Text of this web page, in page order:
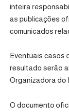
inteira
as publicações
comunicados
Eventuais casos
resultado serão
Organizadora do
O documento